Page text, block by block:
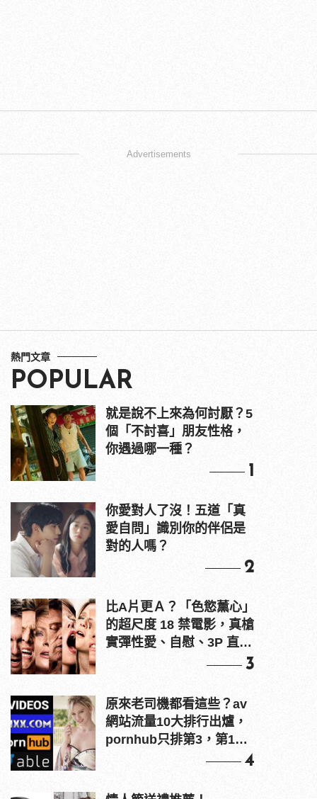
Advertisements
熱門文章
POPULAR
就是說不上來為何討厭？5
個「不討喜」朋友性格，
你遇過哪一種？
1
你愛對人了沒！五道「真
愛自問」識別你的伴侶是
對的人嗎？
2
比A片更Ａ？「色慾薰心」
的超尺度 18 禁電影，真槍
實彈性愛、自慰、3P 直接
3
原來老司機都看這些？av
網站流量10大排行出爐，
pornhub只排第3，第1名
4